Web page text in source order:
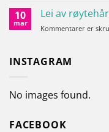
10
mar
Lei av
Kommentarer er
INSTAGRAM
No images found.
FACEBOOK